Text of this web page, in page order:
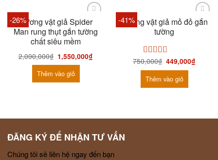
-26%Dương vật giả Spider
Man rung thụt gắn tường
chất siêu mềm
2,090,000₫ 1,550,000₫
Thêm vào giỏ
-41%
Dương vật giả mỏ đỏ gắn
tường
Được xếp
hạng5.005
sao
750,000₫ 449,000₫
Thêm vào giỏ
ĐĂNG KÝ ĐỂ NHẬN TƯ VẤN
Chúng tôi sẽ liên hệ ngay đến bạn